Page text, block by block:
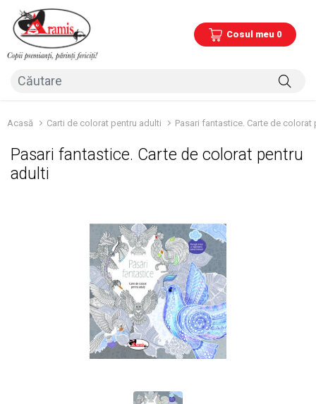
Cosul meu 0
Acasă Carti de colorat pentru adulti Pasari fantastice. Carte de colorat
Pasari fantastice. Carte de colorat pentru
adulti